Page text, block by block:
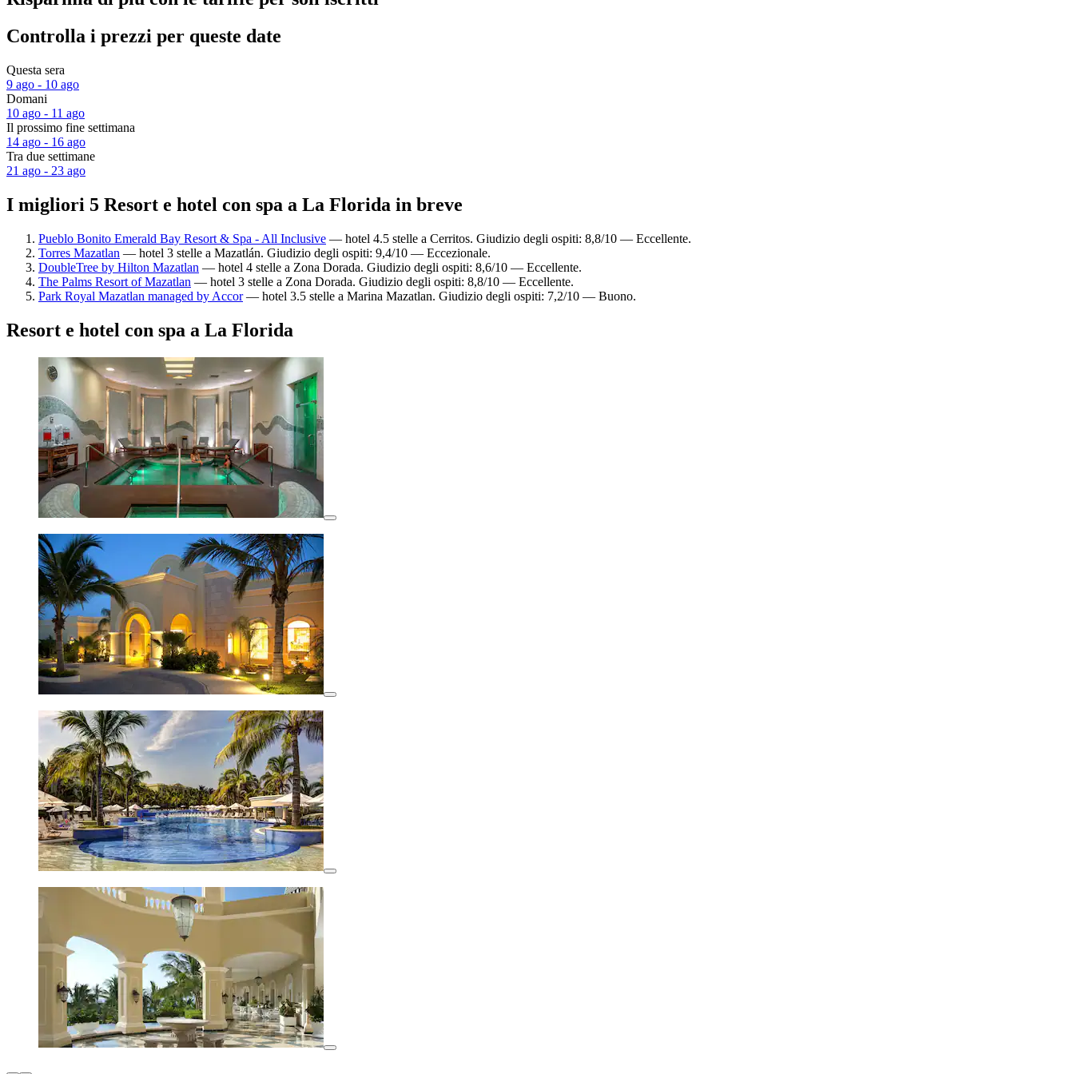
Controlla i prezzi per queste date
Questa sera
9 ago - 10 ago
Domani
10 ago - 11 ago
Il prossimo fine settimana
14 ago - 16 ago
Tra due settimane
21 ago - 23 ago
I migliori 5 Resort e hotel con spa a La Florida in breve
Pueblo Bonito Emerald Bay Resort & Spa - All Inclusive — hotel 4.5 stelle a Cerritos. Giudizio degli ospiti: 8,8/10 — Eccellente.
Torres Mazatlan — hotel 3 stelle a Mazatlán. Giudizio degli ospiti: 9,4/10 — Eccezionale.
DoubleTree by Hilton Mazatlan — hotel 4 stelle a Zona Dorada. Giudizio degli ospiti: 8,6/10 — Eccellente.
The Palms Resort of Mazatlan — hotel 3 stelle a Zona Dorada. Giudizio degli ospiti: 8,8/10 — Eccellente.
Park Royal Mazatlan managed by Accor— hotel 3.5 stelle a Marina Mazatlan. Giudizio degli ospiti: 7,2/10 — Buono.
Resort e hotel con spa a La Florida